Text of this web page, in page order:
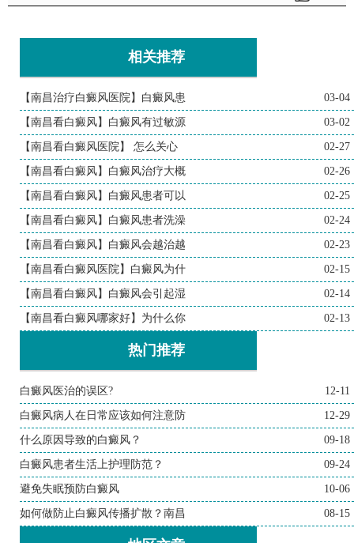
相关推荐
【南昌治疗白癜风医院】白癜风患 03-04
【南昌看白癜风】白癜风有过敏源 03-02
【南昌看白癜风医院】 怎么关心 02-27
【南昌看白癜风】白癜风治疗大概 02-26
【南昌看白癜风】白癜风患者可以 02-25
【南昌看白癜风】白癜风患者洗澡 02-24
【南昌看白癜风】白癜风会越治越 02-23
【南昌看白癜风医院】白癜风为什 02-15
【南昌看白癜风】白癜风会引起湿 02-14
【南昌看白癜风哪家好】为什么你 02-13
热门推荐
白癜风医治的误区? 12-11
白癜风病人在日常应该如何注意防 12-29
什么原因导致的白癜风？ 09-18
白癜风患者生活上护理防范？ 09-24
避免失眠预防白癜风 10-06
如何做防止白癜风传播扩散？南昌 08-15